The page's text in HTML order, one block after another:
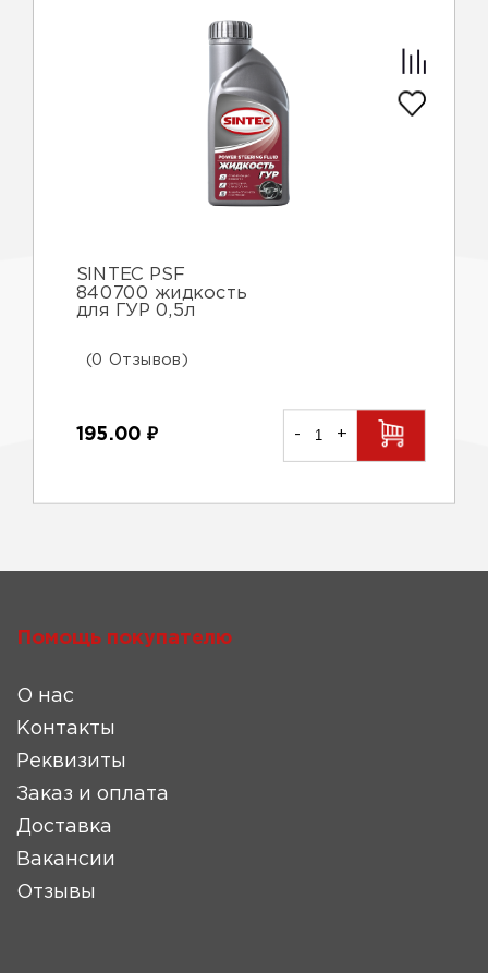
SINTEC PSF
840700 жидкость
для ГУР 0,5л
(0 Отзывов)
195.00 ₽ - +
Помощь покупателю
О нас
Контакты
Реквизиты
Заказ и оплата
Доставка
Вакансии
Отзывы